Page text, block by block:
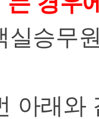
실승무
아래와